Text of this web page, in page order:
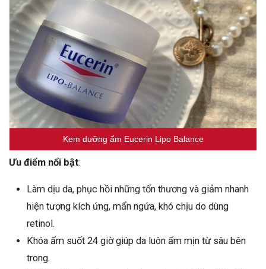
Kem dưỡng ẩm Eucerin Lipo Balance
Ưu điểm nổi bật:
Làm dịu da, phục hồi những tổn thương và giảm nhanh
hiện tượng kích ứng, mẩn ngứa, khó chịu do dùng
retinol.
Khóa ẩm suốt 24 giờ giúp da luôn ẩm mịn từ sâu bên
trong.